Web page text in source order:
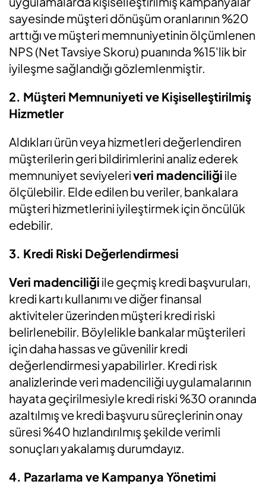
sayesinde müşteri dönüşüm oranlarının %20
arttığı ve müşteri memnuniyetinin ölçümlenen
NPS (Net Tavsiye Skoru) puanında %15'lik bir
iyileşme sağlandığı gözlemlenmiştir.
2. Müşteri Memnuniyeti ve Kişiselleştirilmiş
Hizmetler
Aldıkları ürün veya hizmetleri değerlendiren
müşterilerin geri bildirimlerini analiz ederek
memnuniyet seviyeleriveri madenciliği ile
ölçülebilir. Elde edilen bu veriler, bankalara
müşteri hizmetlerini iyileştirmek için öncülük
edebilir.
3. Kredi Riski Değerlendirmesi
Veri madenciliği ile geçmiş kredi başvuruları,
kredi kartı kullanımı ve diğer finansal
aktiviteler üzerinden müşteri kredi riski
belirlenebilir. Böylelikle bankalar müşterileri
için daha hassas ve güvenilir kredi
değerlendirmesi yapabilirler. Kredi risk
analizlerinde veri madenciliği uygulamalarının
hayata geçirilmesiyle kredi riski %30 oranında
azaltılmış ve kredi başvuru süreçlerinin onay
süresi %40 hızlandırılmış şekilde verimli
sonuçları yakalamış durumdayız.
4. Pazarlama ve Kampanya Yönetimi